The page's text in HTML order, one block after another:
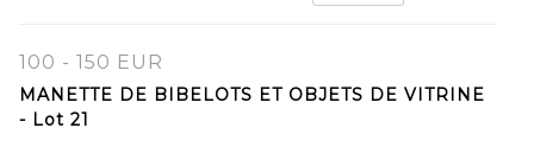
100 - 150 EUR
MANETTE DE BIBELOTS ET OBJETS DE VITRINE
- Lot 21